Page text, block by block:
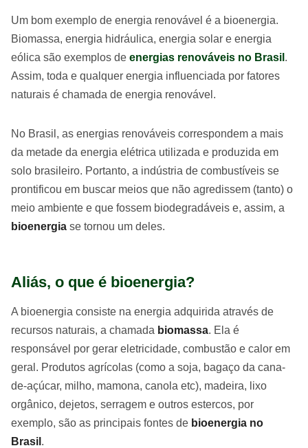
Um bom exemplo de energia renovável é a bioenergia.
Biomassa, energia hidráulica, energia solar e energia
eólica são exemplos de energias renováveis no Brasil .
Assim, toda e qualquer energia influenciada por fatores
naturais é chamada de energia renovável.
No Brasil, as energias renováveis correspondem a mais
da metade da energia elétrica utilizada e produzida em
solo brasileiro. Portanto, a indústria de combustíveis se
prontificou em buscar meios que não agredissem (tanto) o
meio ambiente e que fossem biodegradáveis e, assim, a
bioenergia se tornou um deles.
Aliás, o que é bioenergia?
A bioenergia consiste na energia adquirida através de
recursos naturais, a chamada biomassa. Ela é
responsável por gerar eletricidade, combustão e calor em
geral. Produtos agrícolas (como a soja, bagaço da cana-
de-açúcar, milho, mamona, canola etc), madeira, lixo
orgânico, dejetos, serragem e outros estercos, por
exemplo, são as principais fontes de bioenergia no
Brasil .